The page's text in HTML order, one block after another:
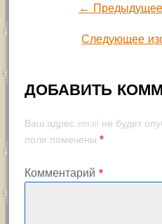
←
Следующее
ДОБАВИТЬ
Ваш адрес email не будет
поля помечены *
Комментарий *